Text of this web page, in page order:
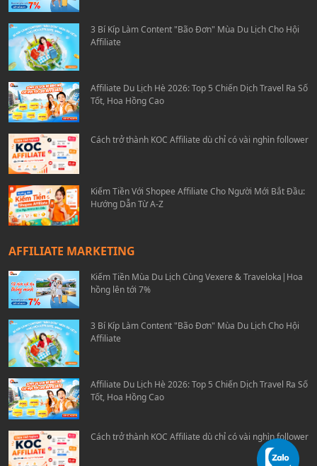
3 Bí Kíp Làm Content "Bão Đơn" Mùa Du Lịch Cho Hội
Affiliate
Affiliate Du Lịch Hè 2026: Top 5 Chiến Dịch Travel Ra Số
Tốt, Hoa Hồng Cao
Cách trở thành KOC Affiliate dù chỉ có vài nghìn follower
Kiếm Tiền Với Shopee Affiliate Cho Người Mới Bắt Đầu:
Hướng Dẫn Từ A-Z
AFFILIATE MARKETING
Kiếm Tiền Mùa Du Lịch Cùng Vexere & Traveloka|Hoa
hồng lên tới 7%
3 Bí Kíp Làm Content "Bão Đơn" Mùa Du Lịch Cho Hội
Affiliate
Affiliate Du Lịch Hè 2026: Top 5 Chiến Dịch Travel Ra Số
Tốt, Hoa Hồng Cao
Cách trở thành KOC Affiliate dù chỉ có vài nghìn follower